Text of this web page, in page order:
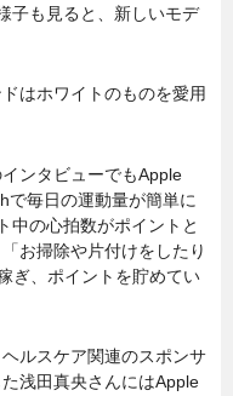
子も見ると、新しいモデ
はホワイトのものを愛用
ンタビューでもApple
で毎日の運動量が簡単に
中の心拍数がポイントと
お掃除や片付けをしたり
ぎ、ポイントを貯めてい
ルスケア関連のスポンサ
浅田真央さんにはApple